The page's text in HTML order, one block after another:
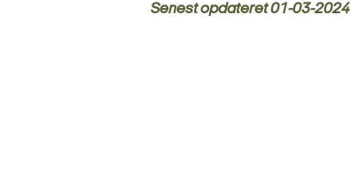
Senest opdateret01-03-2024